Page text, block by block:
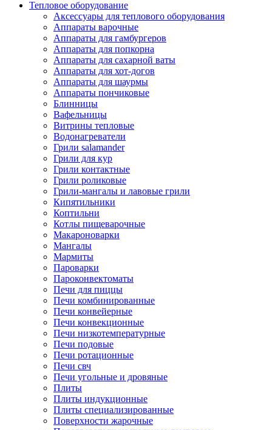
Тепловое оборудование
Аксессуары для теплового оборудования
Аппараты варочные
Аппараты для гамбургеров
Аппараты для попкорна
Аппараты для сахарной ваты
Аппараты для хот-догов
Аппараты для шаурмы
Аппараты пончиковые
Блинницы
Вафельницы
Витрины тепловые
Водонагреватели
Грили salamander
Грили для кур
Грили контактные
Грили роликовые
Грили-мангалы и лавовые грили
Кипятильники
Коптильни
Котлы пищеварочные
Макароноварки
Мангалы
Мармиты
Пароварки
Пароконвектоматы
Печи для пиццы
Печи комбинированные
Печи конвейерные
Печи конвекционные
Печи низкотемпературные
Печи подовые
Печи ротационные
Печи свч
Печи угольные и дровяные
Плиты
Плиты индукционные
Плиты специализированные
Поверхности жарочные